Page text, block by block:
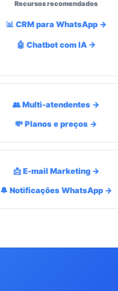
Recursos recomendados
📊 CRM para WhatsApp →
🤖 Chatbot com IA →
👥 Multi-atendentes →
💸 Planos e preços →
📩 E-mail Marketing →
🔔 Notificações WhatsApp →